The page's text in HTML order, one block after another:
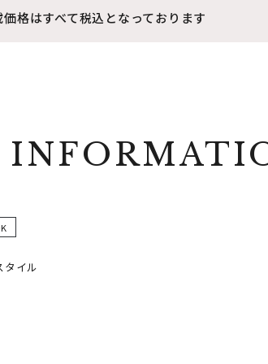
格はすべて税込となっております
タイル